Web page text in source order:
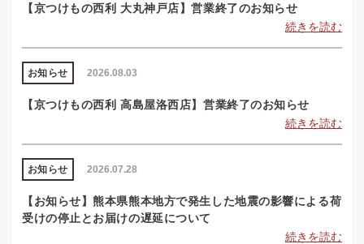
【京つけもの西利 大丸神戸店】営業終了のお知らせ
続きを読む
2026.08.03
お知らせ
【京つけもの西利 高島屋洛西店】営業終了のお知らせ
続きを読む
2026.07.28
お知らせ
【お知らせ】熊本県熊本地方で発生した地震の影響による荷
受けの停止とお届けの遅延について
続きを読む